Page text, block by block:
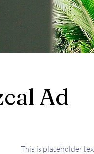
Ad
This is placeholder